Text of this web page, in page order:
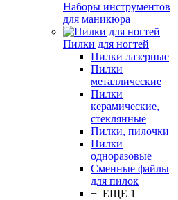
Наборы инструментов
для маникюра
Пилки для ногтей
Пилки лазерные
Пилки
металлические
Пилки
керамические,
стеклянные
Пилки, пилочки
Пилки
одноразовые
Сменные файлы
для пилок
+ ЕЩЕ 1